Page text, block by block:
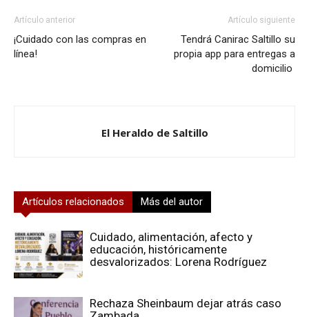
Artículo anterior
¡Cuidado con las compras en
línea!
Artículo siguiente
Tendrá Canirac Saltillo su
propia app para entregas a
domicilio
El Heraldo de Saltillo
Artículos relacionados Más del autor
Cuidado, alimentación, afecto y
educación, históricamente
desvalorizados: Lorena Rodríguez
Rechaza Sheinbaum dejar atrás caso